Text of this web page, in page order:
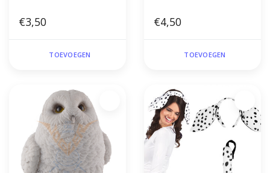
€3,50
TOEVOEGEN
€4,50
TOEVOEGEN